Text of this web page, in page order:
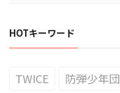
HOTキーワード
TWICE 防弾少年団